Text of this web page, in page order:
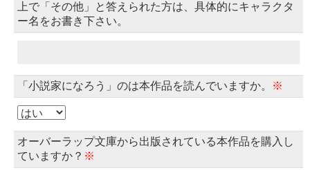
上で「その他」と答えられた方は、具体的にキャラクタ
ー名をお書き下さい。
「小説家になろう」のは本作品を読んでいますか。 ※
オーバーラップ文庫から出版されている本作品を購入し
ていますか？ ※